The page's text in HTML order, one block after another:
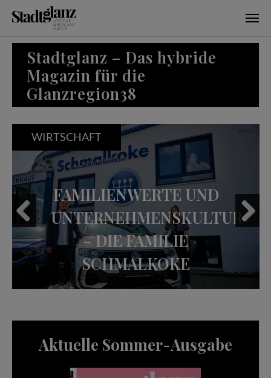
Skip to main content
Stadtglanz – Das hybride
Magazin für die
Glanzregion38
WIRTSCHAFT
FAMILIENWERTE UND
UNTERNEHMENSKULTUR
– DIE FAMILIE
SCHMALKOKE
Previous
Aktuelle Sommer-Ausgabe